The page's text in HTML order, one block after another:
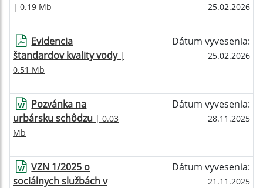
| 0.19 Mb 25.02.2026
Evidencia
štandardov kvality vody|
0.51 Mb
Dátum vyvesenia:
25.02.2026
Pozvánka na
urbársku schôdzu | 0.03
Mb
Dátum vyvesenia:
28.11.2025
VZN 1/2025 o
sociálnych službách v
Dátum vyvesenia:
21.11.2025